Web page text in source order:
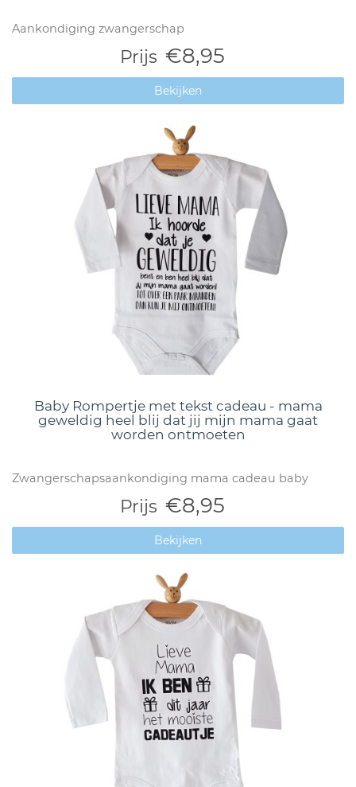
Aankondiging zwangerschap
Prijs €8,95
Bekijken
Baby Rompertje met tekst cadeau - mama
geweldig heel blij dat jij mijn mama gaat
worden ontmoeten
Zwangerschapsaankondiging mama cadeau baby
Prijs €8,95
Bekijken